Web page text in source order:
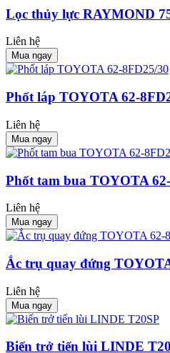
Lọc thủy lực RAYMOND
Liên hệ
Mua ngay
Phốt láp TOYOTA 62-
Liên hệ
Mua ngay
Phốt tam bua TOYOTA
Liên hệ
Mua ngay
Ắc trụ quay đứng
Liên hệ
Mua ngay
Biến trở tiến lùi LINDE